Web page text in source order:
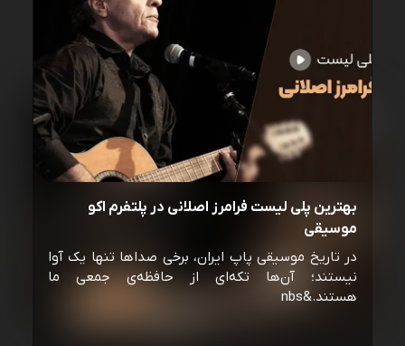
بهترین پلی لیست فرامرز اصلانی در پلتفرم اکو
موسیقی
در تاریخ موسیقی پاپ ایران، برخی صداها تنها یک آوا
نیستند؛ آن‌ها تکه‌ای از حافظه‌ی جمعی ما
هستند.&nbs